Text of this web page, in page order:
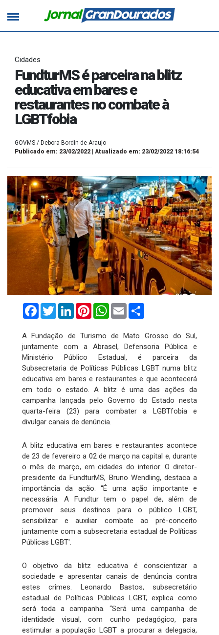
Cidades
FundturMS é parceira na blitz
educativa em bares e
restaurantes no combate à
LGBTfobia
GOVMS / Debora Bordin de Araujo
Publicado em: 23/02/2022 | Atualizado em: 23/02/2022 18:16:54
FacebookTwitterLinkedInPinterestWhatsApp
Email
A Fundação de Turismo de Mato Grosso do Sul,
juntamente com a Abrasel, Defensoria Pública e
Ministério Público Estadual, é parceira da
Subsecretaria de Políticas Públicas LGBT numa blitz
educativa em bares e restaurantes e que acontecerá
em todo o estado. A blitz é uma das ações da
campanha lançada pelo Governo do Estado nesta
quarta-feira (23) para combater a LGBTfobia e
divulgar canais de denúncia.
A blitz educativa em bares e restaurantes acontece
de 23 de fevereiro a 02 de março na capital e, durante
o mês de março, em cidades do interior. O diretor-
presidente da FundturMS, Bruno Wendling, destaca a
importância da ação. “É uma ação importante e
necessária. A Fundtur tem o papel de, além de
promover seus destinos para o público LGBT,
sensibilizar e auxiliar combate ao pré-conceito
juntamente com a subsecretaria estadual de Políticas
Públicas LGBT'.
O objetivo da blitz educativa é conscientizar a
sociedade e apresentar canais de denúncia contra
estes crimes. Leonardo Bastos, subsecretário
estadual de Políticas Públicas LGBT, explica como
será toda a campanha. “Será uma campanha de
identidade visual, com cunho pedagógico, para
estimular a população LGBT a procurar a delegacia,